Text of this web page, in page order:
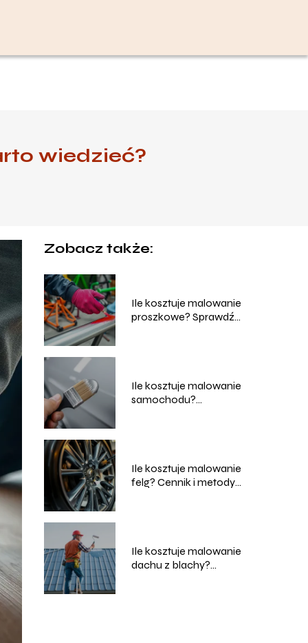
wiedzieć?
Zobacz także:
Ile kosztuje malowanie
proszkowe? Sprawdź
Ile kosztuje malowanie
samochodu?
Ile kosztuje malowanie
felg? Cennik i metody
Ile kosztuje malowanie
dachu z blachy?